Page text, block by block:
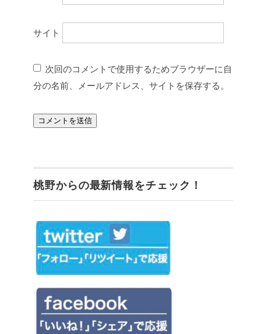
サイト
次回のコメントで使用するためブラウザーに自
分の名前、メールアドレス、サイトを保存する。
桃野からの最新情報をチェック！